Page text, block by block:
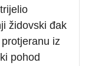
židovski đak
iz
pohod